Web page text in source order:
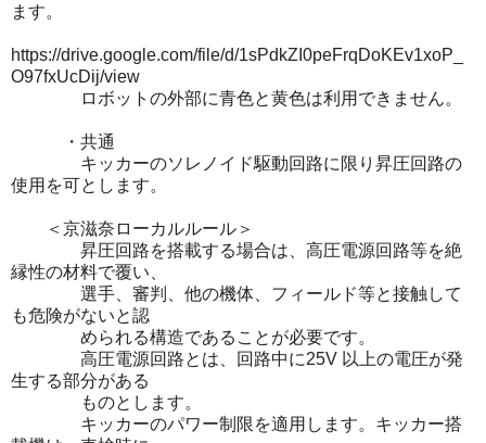
ます。
https://drive.google.com/file/d/1sPdkZI0peFrqDoKEv1xoP_
O97fxUcDij/view
ロボットの外部に青色と黄色は利用できません。
・共通
キッカーのソレノイド駆動回路に限り昇圧回路の
使用を可とします。
＜京滋奈ローカルルール＞
昇圧回路を搭載する場合は、高圧電源回路等を絶
縁性の材料で覆い、
選手、審判、他の機体、フィールド等と接触して
も危険がないと認
められる構造であることが必要です。
高圧電源回路とは、回路中に25V 以上の電圧が発
生する部分がある
ものとします。
キッカーのパワー制限を適用します。キッカー搭